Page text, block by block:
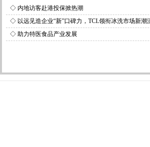
◇ 内地访客赴港投保掀热潮
◇ 以远见造企业“新”口碑力，TCL领衔冰洗市场新潮
◇ 助力特医食品产业发展